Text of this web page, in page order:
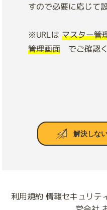
すので必要に応じて
※URLは マスター管
管理画面でご確認く
解決しな
利用規約 情報セキュリテ